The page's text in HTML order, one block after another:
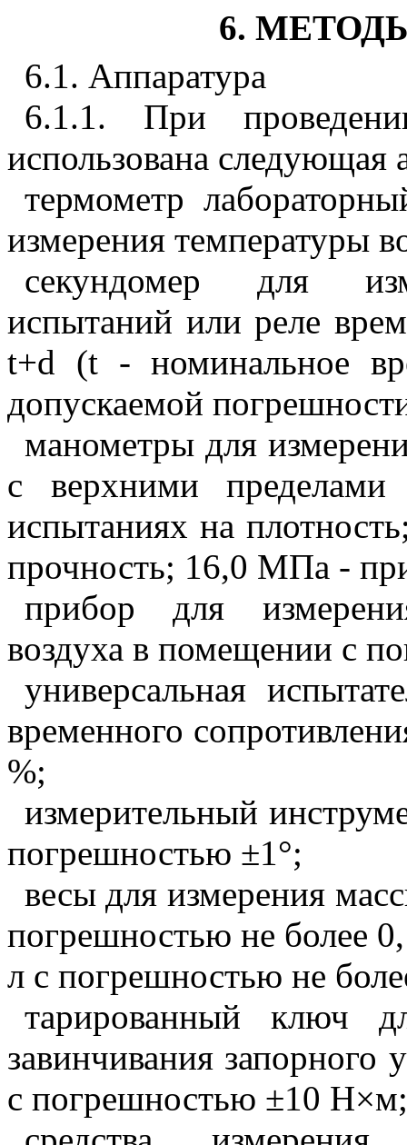
6.
6.1. Аппаратура
6.1.1. При
использована следующая
термометр
измерения температуры
секундомер для
испытаний или реле
t+d (t- номинальное
допускаемой
манометры для
с верхними
испытаниях на
прочность; 16,0 МПа -
прибор для
воздуха в помещении с
универсальная
временного
%;
измерительный
погрешностью ±1°;
весы для измерения
погрешностью не более
л с погрешностью не
тарированный ключ
завинчивания запорного
с погрешностью ±10 Н×м;